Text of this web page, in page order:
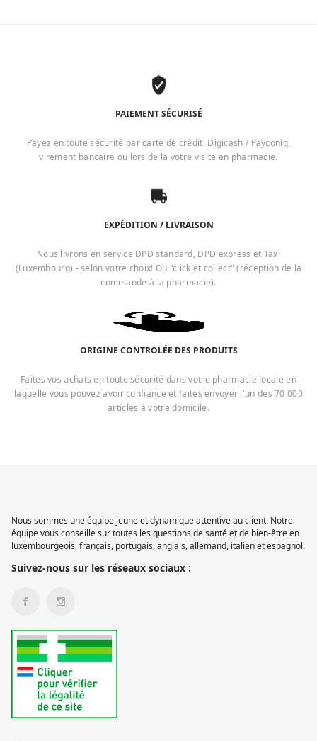
PAIEMENT SÉCURISÉ
Payez en toute sécurité par carte de crédit, Digicash / Payconiq,
virement bancaire ou lors de la votre visite en pharmacie.
EXPÉDITION / LIVRAISON
Nous livrons en service DPD standard, DPD express et Taxi
(Luxembourg) - selon votre choix! Ou "click et collect" (réception de la
commande à la pharmacie).
ORIGINE CONTROLÉE DES PRODUITS
Faites vos achats en toute sécurité dans votre pharmacie locale en
laquelle vous pouvez avoir confiance et faites envoyer l'un des 70 000
articles à votre domicile.
Nous sommes une équipe jeune et dynamique attentive au client. Notre
équipe vous conseille sur toutes les questions de santé et de bien-être en
luxembourgeois, français, portugais, anglais, allemand, italien et espagnol.
Suivez-nous sur les réseaux sociaux :